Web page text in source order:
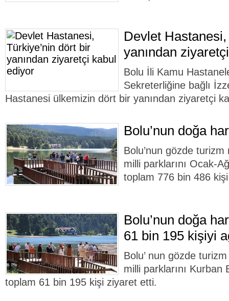
Devlet
yanından
Bolu İli Kamu
Sekreterliğine bağlı
Hastanesi ülkemizin dört bir yanından ziyaretçi
Bolu’nun doğa
Bolu’nun gözde
milli parklarını Ocak-
toplam 776 bin 486
Bolu’nun doğa
61 bin 195 kişiyi
Bolu’ nun gözde
milli parklarını Kurban
toplam 61 bin 195 kişi ziyaret etti.